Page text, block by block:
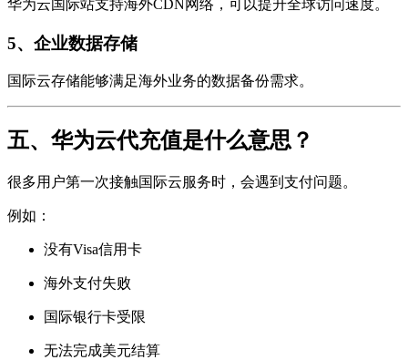
华为云国际站支持海外CDN网络，可以提升全球访问速度。
5、企业数据存储
国际云存储能够满足海外业务的数据备份需求。
五、华为云代充值是什么意思？
很多用户第一次接触国际云服务时，会遇到支付问题。
例如：
没有Visa信用卡
海外支付失败
国际银行卡受限
无法完成美元结算